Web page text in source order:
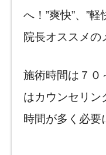
へ！”爽快”、”軽
院長オススメの
施術時間は７０
はカウンセリン
時間が多く必要